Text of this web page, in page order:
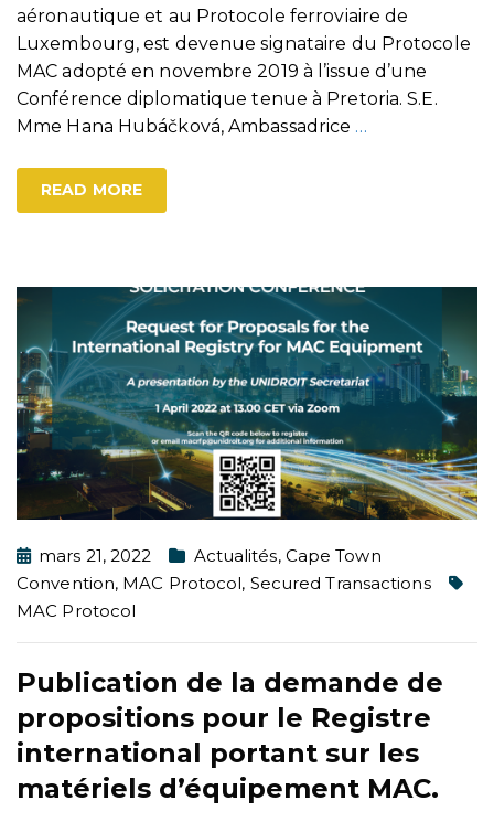
aéronautique et au Protocole ferroviaire de
Luxembourg, est devenue signataire du Protocole
MAC adopté en novembre 2019 à l’issue d’une
Conférence diplomatique tenue à Pretoria. S.E.
Mme Hana Hubáčková, Ambassadrice …
READ MORE
mars 21, 2022 Actualités, Cape Town
Convention, MAC Protocol, Secured Transactions
MAC Protocol
Publication de la demande de
propositions pour le Registre
international portant sur les
matériels d’équipement MAC.